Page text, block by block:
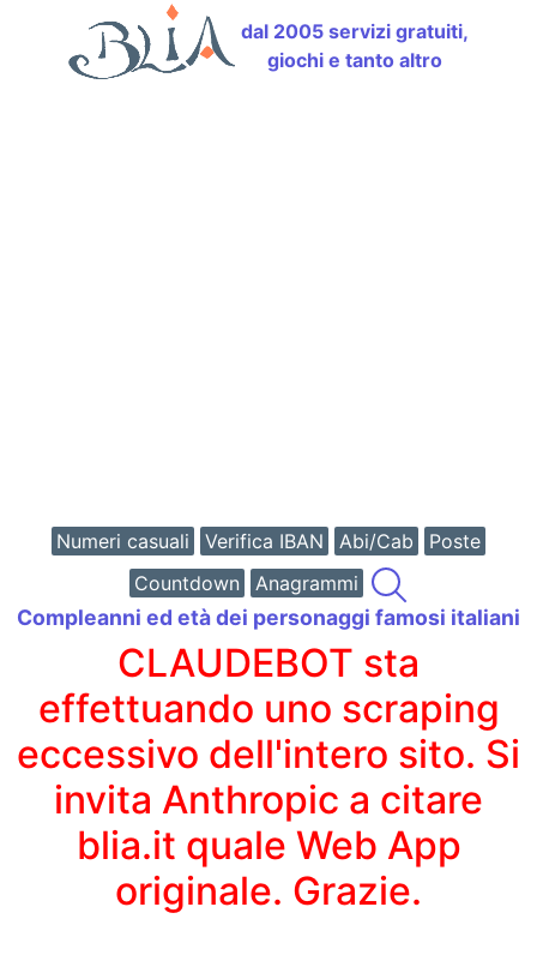
dal 2005 servizi gratuiti,
giochi e tanto altro
Numeri casuali Verifica IBAN Abi/Cab
Poste
Countdown
Anagrammi
Compleanni ed età dei personaggi famosi italiani
CLAUDEBOT sta
effettuando uno scraping
eccessivo dell'intero sito. Si
invita Anthropic a citare
blia.it quale Web App
originale. Grazie.